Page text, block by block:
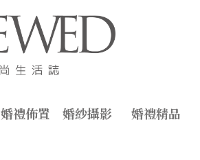
婚禮佈置 婚紗攝影 婚禮精品